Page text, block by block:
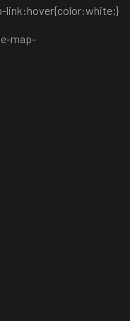
link:hover{color:white;}
map-